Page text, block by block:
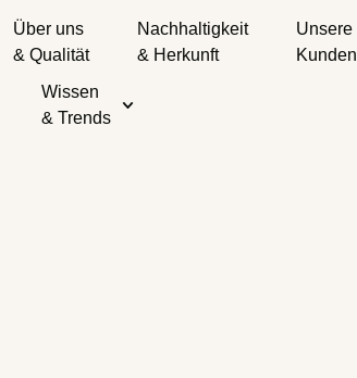
Über uns
& Qualität
Nachhaltigkeit
& Herkunft
Unsere
Kunden
Wissen
& Trends